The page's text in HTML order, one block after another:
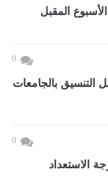
الأسبوع المقبل
0
خدمات معامل التنسيق بالجامعات
0
الاستعداد